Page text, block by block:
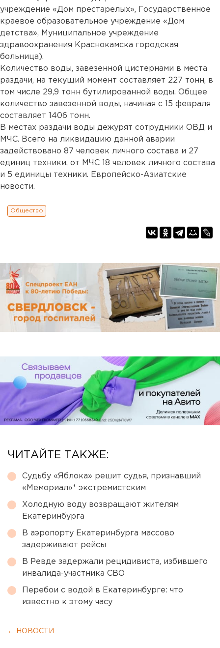
учреждение «Дом престарелых», Государственное
краевое образовательное учреждение «Дом
детства», Муниципальное учреждение
здравоохранения Краснокамска городская
больница).
Количество воды, завезенной цистернами в места
раздачи, на текущий момент составляет 227 тонн, в
том числе 29,9 тонн бутилированной воды. Общее
количество завезенной воды, начиная с 15 февраля
составляет 1406 тонн.
В местах раздачи воды дежурят сотрудники ОВД и
МЧС. Всего на ликвидацию данной аварии
задействовано 87 человек личного состава и 27
единиц техники, от МЧС 18 человек личного состава
и 5 единицы техники. Европейско-Азиатские
новости.
Общество
ЧИТАЙТЕ ТАКЖЕ:
Судьбу «Яблока» решит судья, признавший
«Мемориал»* экстремистским
Холодную воду возвращают жителям
Екатеринбурга
В аэропорту Екатеринбурга массово
задерживают рейсы
В Ревде задержали рецидивиста, избившего
инвалида-участника СВО
Перебои с водой в Екатеринбурге: что
известно к этому часу
← НОВОСТИ